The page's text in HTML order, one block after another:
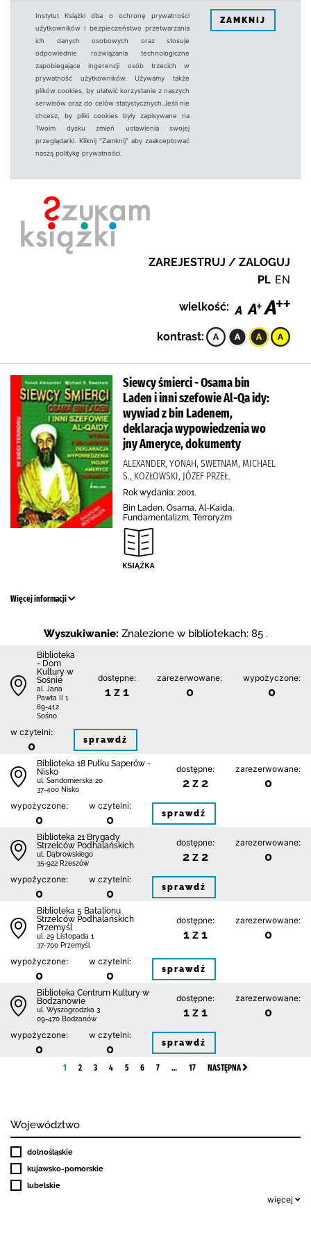
Instytut Książki dba o ochronę prywatności
użytkowników i bezpieczeństwo przetwarzania
ich danych osobowych oraz stosuje
odpowiednie rozwiązania technologiczne
zapobiegające ingerencji osób trzecich w
prywatność użytkowników. Używamy także
plików cookies, by ułatwić korzystanie z naszych
serwisów oraz do celów statystycznych.Jeśli nie
chcesz, by pliki cookies były zapisywane na
Twoim dysku zmień ustawienia swojej
przeglądarki. Kliknij "Zamknij" aby zaakceptować
naszą politykę prywatności.
ZAMKNIJ
ZAREJESTRUJ / ZALOGUJ
PL EN
wielkość:
kontrast:
Siewcy śmierci - Osama bin
Laden i inni szefowie Al-Qa idy:
wywiad z bin Ladenem,
deklaracja wypowiedzenia wo
jny Ameryce, dokumenty
ALEXANDER, YONAH, SWETNAM, MICHAEL
S., KOZŁOWSKI, JÓZEF PRZEŁ.
Rok wydania: 2001.
Bin Laden, Osama, Al-Kaida,
Fundamentalizm, Terroryzm
Więcej informacji
Wyszukiwanie: Znalezione w bibliotekach: 85 .
Biblioteka
- Dom
Kultury w
Sośnie
al. Jana
Pawła II 1
89-412
Sośno
dostępne:
1 z 1
zarezerwowane:
0
wypożyczone:
0
w czytelni:
0 sprawdź
Biblioteka 18 Pułku Saperów -
Nisko
ul. Sandomierska 20
37-400 Nisko
dostępne:
2 z 2
zarezerwowane:
0
wypożyczone:
0
w czytelni:
0 sprawdź
Biblioteka 21 Brygady
Strzelców Podhalańskich
ul. Dąbrowskiego
35-922 Rzeszów
dostępne:
2 z 2
zarezerwowane:
0
wypożyczone:
0
w czytelni:
0 sprawdź
Biblioteka 5 Batalionu
Strzelców Podhalańskich
Przemyśl
ul. 29 Listopada 1
37-700 Przemyśl
dostępne:
1 z 1
zarezerwowane:
0
wypożyczone:
0
w czytelni:
0 sprawdź
Biblioteka Centrum Kultury w
Bodzanowie
ul. Wyszogrodzka 3
09-470 Bodzanów
dostępne:
1 z 1
zarezerwowane:
0
wypożyczone:
0
w czytelni:
0 sprawdź
1 2 3 4 5 6 7 … 17 NASTĘPNA
Województwo
dolnośląskie
kujawsko-pomorskie
lubelskie
więcej